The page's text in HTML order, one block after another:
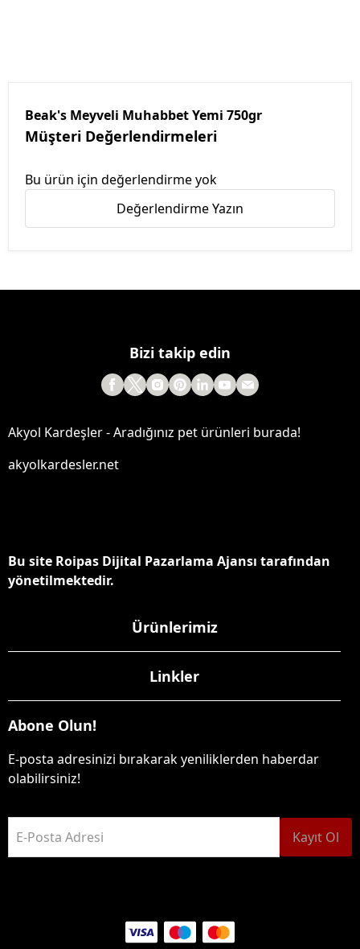
Beak's Meyveli Muhabbet Yemi 750gr
Müşteri Değerlendirmeleri
Bu ürün için değerlendirme yok
Değerlendirme Yazın
Bizi takip edin
Akyol Kardeşler - Aradığınız pet ürünleri burada!
akyolkardesler.net
Bu site Roipas Dijital Pazarlama Ajansı tarafından
yönetilmektedir.
Ürünlerimiz
Linkler
Abone Olun!
E-posta adresinizi bırakarak yeniliklerden haberdar
olabilirsiniz!
E-Posta Adresi Kayıt Ol